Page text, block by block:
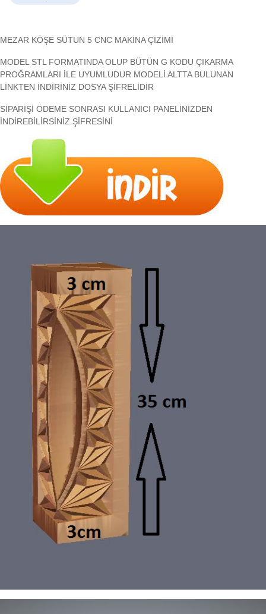
MEZAR KÖŞE SÜTUN 5 CNC MAKİNA ÇİZİMİ
MODEL STL FORMATINDA OLUP BÜTÜN G KODU ÇIKARMA
PROĞRAMLARI İLE UYUMLUDUR MODELİ ALTTA BULUNAN
LİNKTEN İNDİRİNİZ DOSYA ŞİFRELİDİR
SİPARİŞİ ÖDEME SONRASI KULLANICI PANELİNİZDEN
İNDİREBİLİRSİNİZ ŞİFRESİNİ